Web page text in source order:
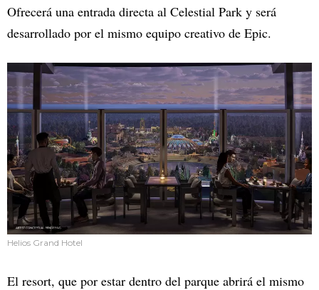
Ofrecerá una entrada directa al Celestial Park y será
desarrollado por el mismo equipo creativo de Epic.
Helios Grand Hotel
El resort, que por estar dentro del parque abrirá el mismo